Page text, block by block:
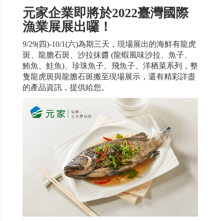
元家企業即將於2022臺灣國際
漁業展展出囉！
9/29(四)-10/1(六)為期三天，現場展出的海鮮有龍虎
斑、龍膽石斑、沙拉抹醬 (龍蝦風味沙拉、魚子、
鮪魚、鮭魚)、珍珠魚子、飛魚子、洋栖菜系列，整
隻龍虎斑與龍膽石斑搬至現場展示，還有精彩詳盡
的產品資訊，提供給您。